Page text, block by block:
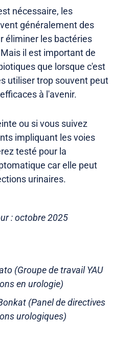
nécessaire, les
généralement des
éliminer les bactéries
il est important de
que lorsque c'est
utiliser trop souvent peut
à l'avenir.
ou si vous suivez
impliquant les voies
testé pour la
car elle peut
urinaires.
: octobre 2025
(Groupe de travail YAU
en urologie)
(Panel de directives
urologiques)